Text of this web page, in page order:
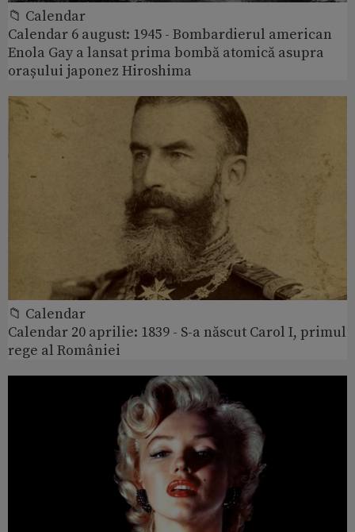
📁 Calendar
Calendar 6 august: 1945 - Bombardierul american
Enola Gay a lansat prima bombă atomică asupra
orașului japonez Hiroshima
📁 Calendar
Calendar 20 aprilie: 1839 - S-a născut Carol I, primul
rege al României